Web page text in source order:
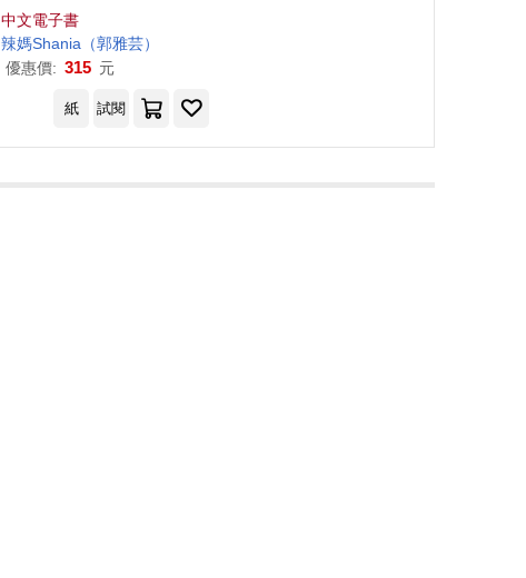
你，活出不糾結的人生 (電
子書)
中文電子書
辣媽Shania （郭雅芸）
優惠價: 315 元
紙 試閱